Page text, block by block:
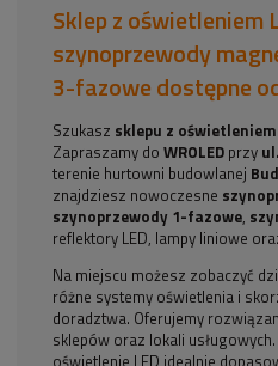
Sklep z oświetleniem
szynoprzewody
3-fazowe dostępne
Szukasz sklepu z
Zapraszamy doWROLED przy
terenie hurtowni budowlanej
znajdziesz nowoczesne
szynoprzewody 1-fazowe,
reflektory LED, lampy liniowe
Na miejscu możesz zobaczyć
różne systemy oświetlenia i
doradztwa. Oferujemy
sklepów oraz lokali